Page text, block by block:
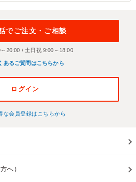
でご注文・ご相談
20:00 / 土日祝 9:00～18:00
あるご質問はこちらから
ログイン
な会員登録はこちらから
へ）